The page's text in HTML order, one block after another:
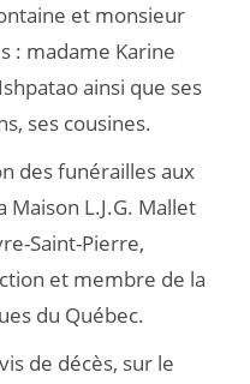
et monsieur
: madame Karine
ainsi que ses
ses cousines.
des funérailles aux
L.J.G. Mallet
Saint-Pierre,
et membre de la
du Québec.
de décès, sur le